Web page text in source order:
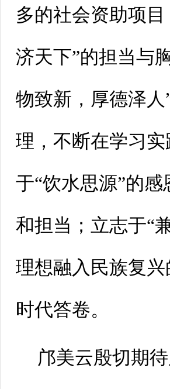
多的社会资助项
济天下”的担当与
物致新，厚德泽
理，不断在学习
于“饮水思源”的
和担当；立志于“
理想融入民族复
时代答卷。
邝美云殷切期